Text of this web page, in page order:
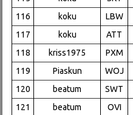
116
koku LBW
117
koku ATT
118
kriss1975 PXM
119
Piaskun WOJ
120
beatum SWT
121
beatum OVI